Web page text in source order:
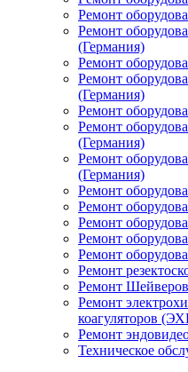
Ремонт
Ремонт
(Германия)
Ремонт
Ремонт
(Германия)
Ремонт
Ремонт
(Германия)
Ремонт
(Германия)
Ремонт
Ремонт
Ремонт
Ремонт
Ремонт
Ремонт
Ремонт Шейверов
Ремонт
коагуляторов
Ремонт
Техническое